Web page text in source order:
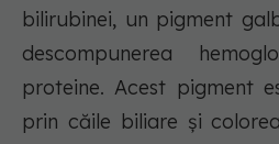
bilirubinei, un pigment
descompunerea
proteine. Acest pigment
prin căile biliare și